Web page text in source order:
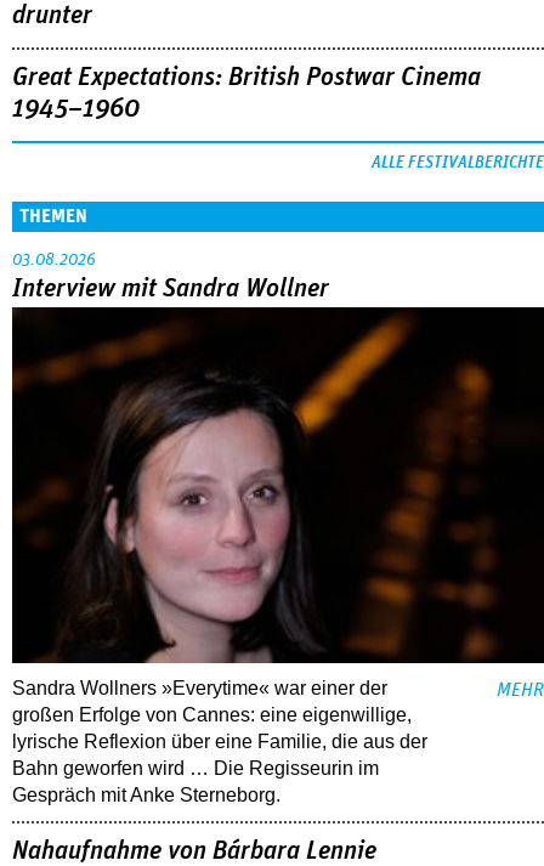
drunter
Great Expectations: British Postwar Cinema
1945–1960
ALLE FESTIVALBERICHTE
THEMEN
03.08.2026
Interview mit Sandra Wollner
Sandra Wollners »Everytime« war einer der
großen Erfolge von Cannes: eine eigenwillige,
lyrische Reflexion über eine ­Familie, die aus der
Bahn geworfen wird … Die Regisseurin im
Gespräch mit Anke Sterneborg.
MEHR
Nahaufnahme von Bárbara Lennie